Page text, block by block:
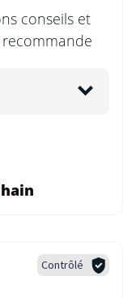
conseils et
Contrôlé